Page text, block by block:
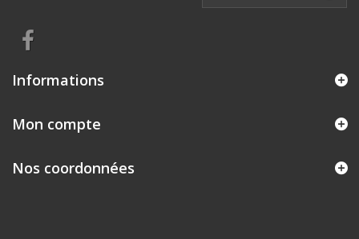
Informations
Mon compte
Nos coordonnées